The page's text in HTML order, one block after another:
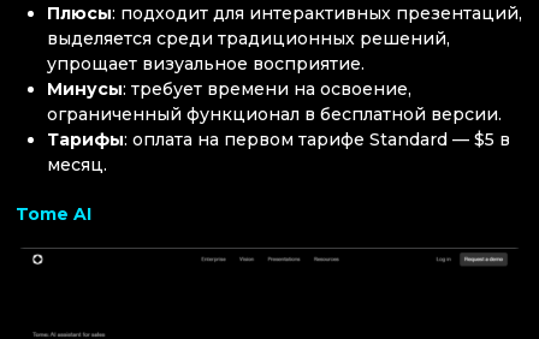
Плюсы: подходит для интерактивных презентаций,
выделяется среди традиционных решений,
упрощает визуальное восприятие.
Минусы: требует времени на освоение,
ограниченный функционал в бесплатной версии.
Тарифы: оплата на первом тарифе Standard — $5 в
месяц.
Tome AI